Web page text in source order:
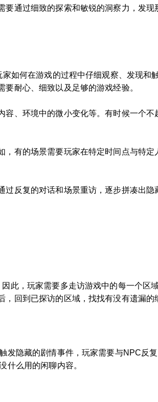
通过细致的探索和敏锐的洞察力，发现
如何在游戏的过程中仔细观察、发现和
耐心、细致以及足够的游戏经验。
、环境中的微小变化等。有时候一个不
有的场景需要玩家在特定时间点与特定
反复的对话和场景重访，逐步拼凑出隐
此，玩家需要多走访游戏中的每一个区
回到已探访的区域，找找有没有遗漏的
发隐藏的剧情事件，玩家需要与NPC反
什么用的闲聊内容。